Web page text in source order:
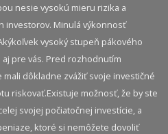
nesie vysokú mieru rizika a
investorov. Minulá výkonnosť
vysoký stupeň pákového
pre vás. Pred rozhodnutím
mali dôkladne zvážiť svoje investičné
riskovať.​ Existuje možnosť, že by ste
svojej počiatočnej investície, a
ktoré si nemôžete dovoliť